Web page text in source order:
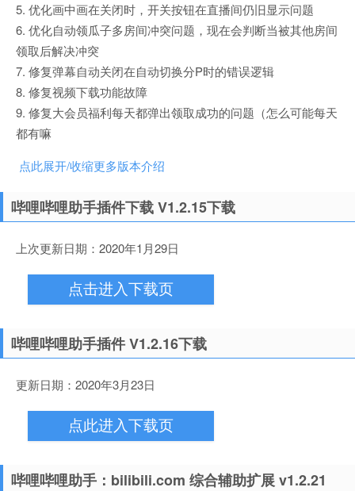
5. 优化画中画在关闭时，开关按钮在直播间仍旧显示问题
6. 优化自动领瓜子多房间冲突问题，现在会判断当被其他房间
领取后解决冲突
7. 修复弹幕自动关闭在自动切换分P时的错误逻辑
8. 修复视频下载功能故障
9. 修复大会员福利每天都弹出领取成功的问题（怎么可能每天
都有嘛
点此展开/收缩更多版本介绍
哔哩哔哩助手插件下载 V1.2.15下载
上次更新日期：2020年1月29日
点击进入下载页
哔哩哔哩助手插件 V1.2.16下载
更新日期：2020年3月23日
点此进入下载页
哔哩哔哩助手：bilibili.com 综合辅助扩展 v1.2.21